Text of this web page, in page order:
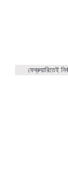
ফেব্রুয়ারিতেই